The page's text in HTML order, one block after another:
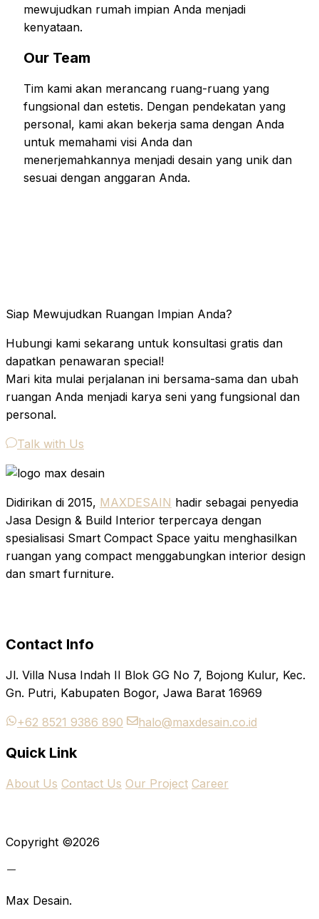
mewujudkan rumah impian Anda menjadi
kenyataan.
Our Team
Tim kami akan merancang ruang-ruang yang
fungsional dan estetis. Dengan pendekatan yang
personal, kami akan bekerja sama dengan Anda
untuk memahami visi Anda dan
menerjemahkannya menjadi desain yang unik dan
sesuai dengan anggaran Anda.
Siap Mewujudkan Ruangan Impian Anda?
Hubungi kami sekarang untuk konsultasi gratis dan
dapatkan penawaran special!
Mari kita mulai perjalanan ini bersama-sama dan ubah
ruangan Anda menjadi karya seni yang fungsional dan
personal.
Talk with Us
Didirikan di 2015, MAXDESAIN hadir sebagai penyedia
Jasa Design & Build Interior terpercaya dengan
spesialisasi Smart Compact Space yaitu menghasilkan
ruangan yang compact menggabungkan interior design
dan smart furniture.
Contact Info
Jl. Villa Nusa Indah II Blok GG No 7, Bojong Kulur, Kec.
Gn. Putri, Kabupaten Bogor, Jawa Barat 16969
+62 8521 9386 890 halo@maxdesain.co.id
Quick Link
About Us Contact Us Our Project Career
Copyright ©2026
Max Desain.